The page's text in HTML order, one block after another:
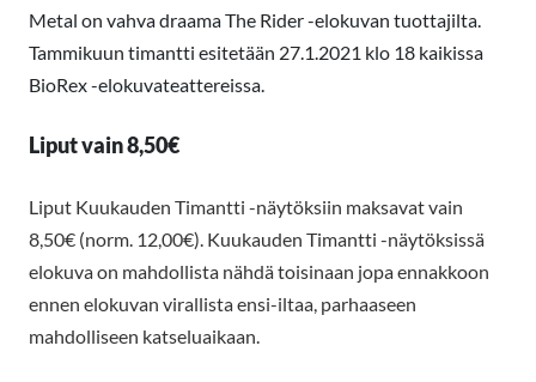
Metal on vahva draama The Rider -elokuvan tuottajilta.
Tammikuun timantti esitetään 27.1.2021 klo 18 kaikissa
BioRex -elokuvateattereissa.
Liput vain 8,50€
Liput Kuukauden Timantti -näytöksiin maksavat vain
8,50€ (norm. 12,00€). Kuukauden Timantti -näytöksissä
elokuva on mahdollista nähdä toisinaan jopa ennakkoon
ennen elokuvan virallista ensi-iltaa, parhaaseen
mahdolliseen katseluaikaan.